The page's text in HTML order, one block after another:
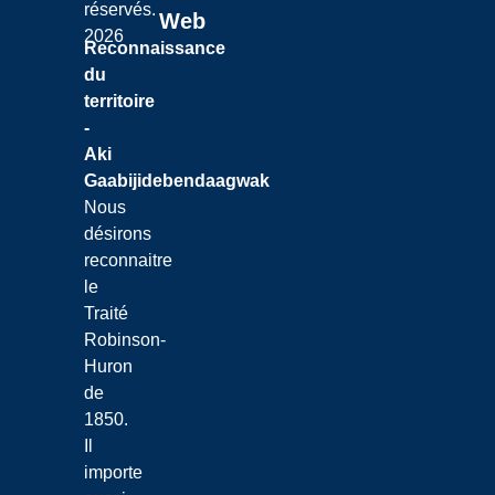
Web
Reconnaissance
du
territoire
-
Aki
Gaabijidebendaagwak
Nous
désirons
reconnaitre
le
Traité
Robinson-
Huron
de
1850.
importe
réservés.
2026